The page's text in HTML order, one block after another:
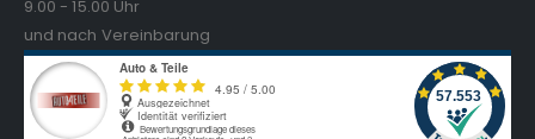
9.00 - 15.00 Uhr
und nach Vereinbarung